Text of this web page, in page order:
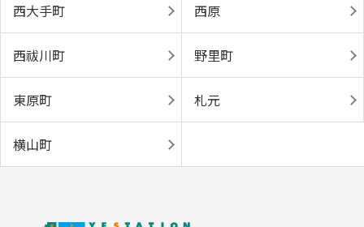
西大手町 西原
西祓川町 野里町
東原町 札元
横山町